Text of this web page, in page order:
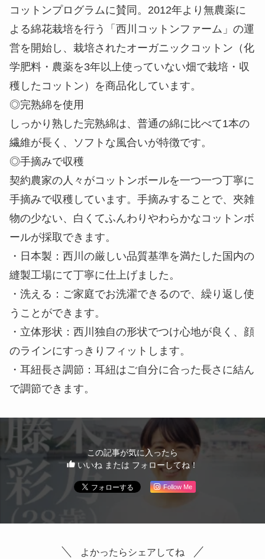
製品特徴
・西川コットン：「西川コットンファーム」で栽培
された化学肥料・農薬不使用のオーガニックコット
ンを100%使用。
「西川コットンファーム」で栽培されるオーガニッ
クコットン「西川コットン」
学農薬による環境・健康被害、農薬コストの負担が
多くの問題を引き起こしています。西川は、これら
の問題を少しでも解決するため、プレオーガニック
コットンプログラムに賛同。2012年より無農薬に
よる綿花栽培を行う「西川コットンファーム」の運
穫したコットン）を商品化しています。